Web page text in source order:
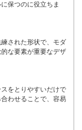
保つのに役立ちま
された形状で、モダ
な要素が重要なデザ
をとりやすいだけで
わせることで、容易